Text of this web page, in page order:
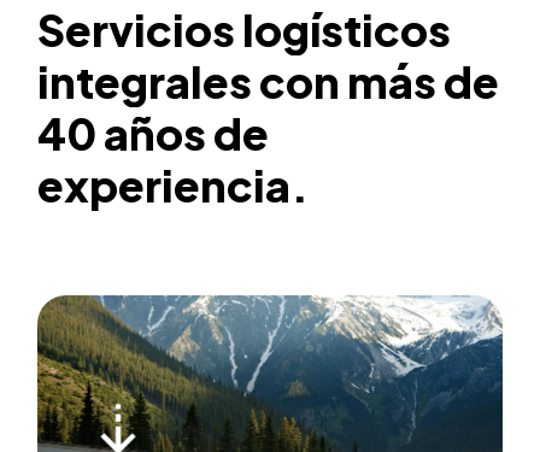
Servicios logísticos
integralescon másde
40añosde
experiencia.